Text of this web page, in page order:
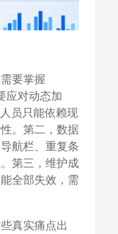
要掌握
应对动态加
员只能依赖现
。第二，数据
航栏、重复条
第三，维护成
全部失效，需
真实痛点出